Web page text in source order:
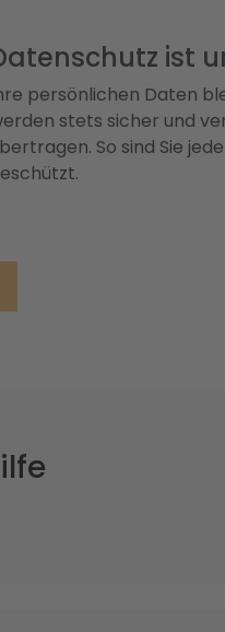
ist
persönlichen Daten
stets sicher und
So sind Sie